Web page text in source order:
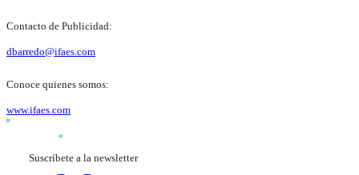
Contacto de Publicidad:
dbarredo@ifaes.com
Conoce quienes somos:
www.ifaes.com
Suscríbete a la newsletter